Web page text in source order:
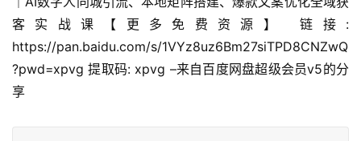
客实战课【更多免费资源】 链接:
https://pan.baidu.com/s/1VYz8uz6Bm27siTPD8CNZwQ
?pwd=xpvg 提取码: xpvg –来自百度网盘超级会员v5的分
享